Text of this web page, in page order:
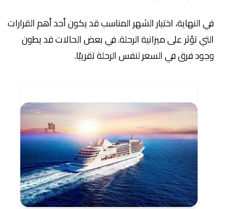
في النهاية، اختيار الشهر المناسب قد يكون أحد أهم القرارات
التي تؤثر على ميزانية الرحلة. في بعض الحالات قد يطون
وجود فرق في السعر لنفس الرحلة تقريبًا.